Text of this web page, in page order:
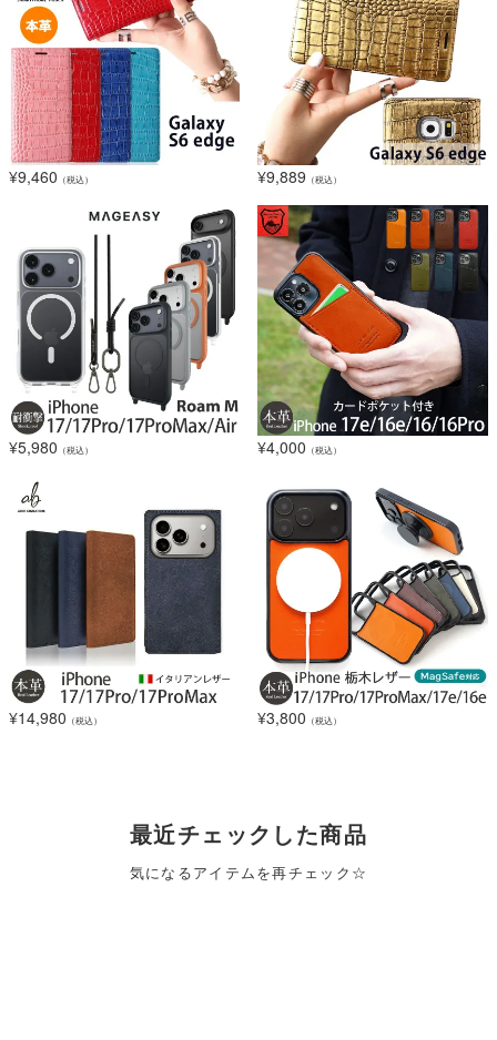
¥9,460 （税込） ¥9,889 （税込）
¥5,980 （税込） ¥4,000 （税込）
¥14,980 （税込） ¥3,800 （税込）
最近チェックした商品
気になるアイテムを再チェック☆